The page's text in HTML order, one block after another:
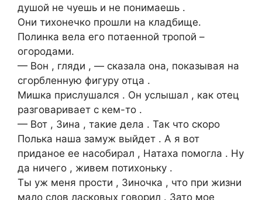
душой не чуешь и не понимаешь .
Они тихонечко прошли на кладбище.
Полинка вела его потаенной тропой –
огородами.
— Вон , гляди , — сказала она, показывая на
сгорбленную фигуру отца .
Мишка прислушался . Он услышал , как отец
разговаривает с кем-то .
— Вот , Зина , такие дела . Так что скоро
Полька наша замуж выйдет . А я вот
приданое ее насобирал , Натаха помогла . Ну
да ничего , живем потихоньку .
Ты уж меня прости , Зиночка , что при жизни
мало слов ласковых говорил . Зато мое